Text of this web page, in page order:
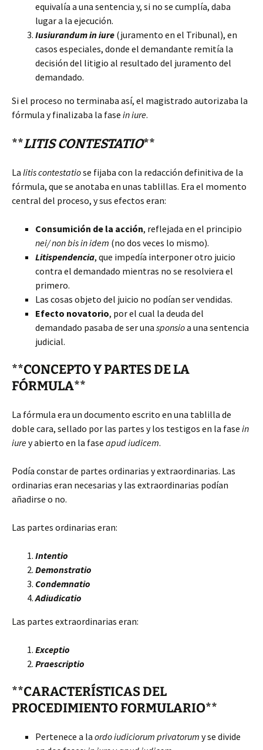
equivalía a una sentencia y, si no se cumplía, daba
lugar a la ejecución.
Iusiurandum in iure (juramento en el Tribunal), en
casos especiales, donde el demandante remitía la
decisión del litigio al resultado del juramento del
demandado.
Si el proceso no terminaba así, el magistrado autorizaba la
fórmula y finalizaba la fase in iure.
**LITIS CONTESTATIO**
La litis contestatiose fijaba con la redacción definitiva de la
fórmula, que se anotaba en unas tablillas. Era el momento
central del proceso, y sus efectos eran:
Consumición de la acción, reflejada en el principio
nei/ non bis in idem (no dos veces lo mismo).
Litispendencia, que impedía interponer otro juicio
contra el demandado mientras no se resolviera el
primero.
Las cosas objeto del juicio no podían ser vendidas.
Efecto novatorio, por el cual la deuda del
demandado pasaba de ser una sponsioa una sentencia
judicial.
**CONCEPTO Y PARTES DE LA
FÓRMULA**
La fórmula era un documento escrito en una tablilla de
doble cara, sellado por las partes y los testigos en la fase in
iurey abierto en la fase apud iudicem.
Podía constar de partes ordinarias y extraordinarias. Las
ordinarias eran necesarias y las extraordinarias podían
añadirse o no.
Las partes ordinarias eran:
Intentio
Demonstratio
Condemnatio
Adiudicatio
Las partes extraordinarias eran:
Exceptio
Praescriptio
**CARACTERÍSTICAS DEL
PROCEDIMIENTO FORMULARIO**
Pertenece a la ordo iudiciorum privatorum y se divide